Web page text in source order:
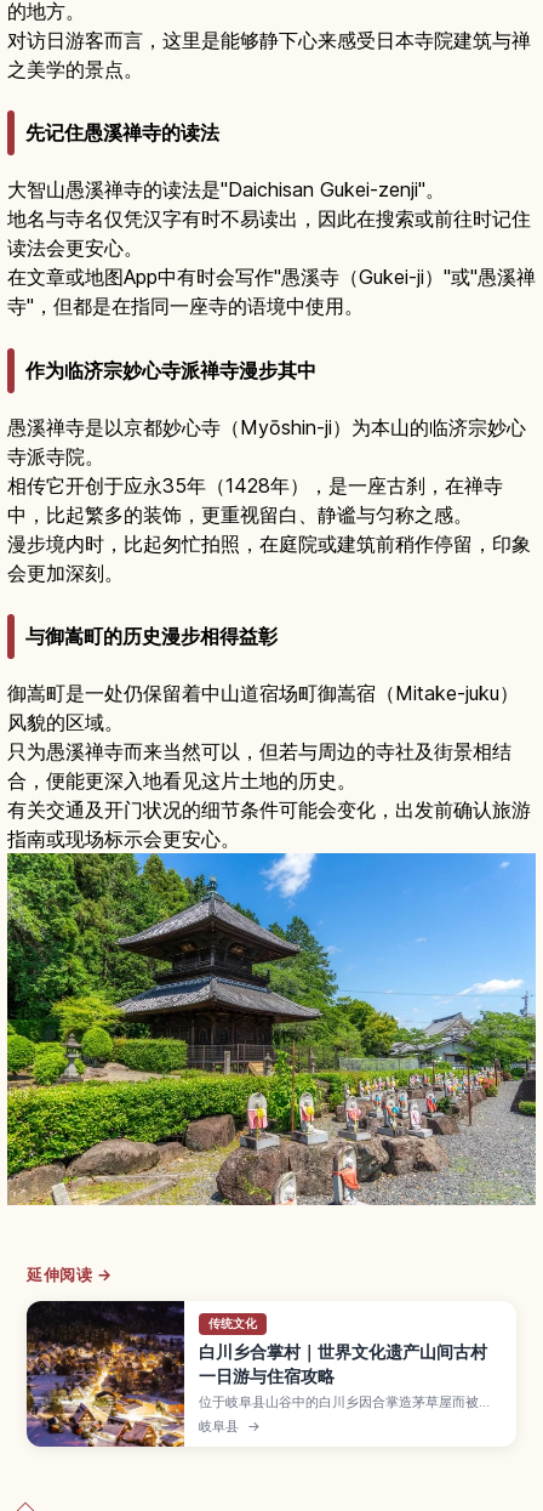
的地方。
对访日游客而言，这里是能够静下心来感受日本寺院建筑与禅
之美学的景点。
先记住愚溪禅寺的读法
大智山愚溪禅寺的读法是"Daichisan Gukei-zenji"。
地名与寺名仅凭汉字有时不易读出，因此在搜索或前往时记住
读法会更安心。
在文章或地图App中有时会写作"愚溪寺（Gukei-ji）"或"愚溪禅
寺"，但都是在指同一座寺的语境中使用。
作为临济宗妙心寺派禅寺漫步其中
愚溪禅寺是以京都妙心寺（Myōshin-ji）为本山的临济宗妙心
寺派寺院。
相传它开创于应永35年（1428年），是一座古刹，在禅寺
中，比起繁多的装饰，更重视留白、静谧与匀称之感。
漫步境内时，比起匆忙拍照，在庭院或建筑前稍作停留，印象
会更加深刻。
与御嵩町的历史漫步相得益彰
御嵩町是一处仍保留着中山道宿场町御嵩宿（Mitake-juku）
风貌的区域。
只为愚溪禅寺而来当然可以，但若与周边的寺社及街景相结
合，便能更深入地看见这片土地的历史。
有关交通及开门状况的细节条件可能会变化，出发前确认旅游
指南或现场标示会更安心。
延伸阅读 →
传统文化
白川乡合掌村｜世界文化遗产山间古村
一日游与住宿攻略
位于岐阜县山谷中的白川乡因合掌造茅草屋而被登
录为世界文化遗产，是人气极高的乡村景点。文章
介绍展望台眺望全村的绝佳视角、合掌造民家内部
岐阜县 →